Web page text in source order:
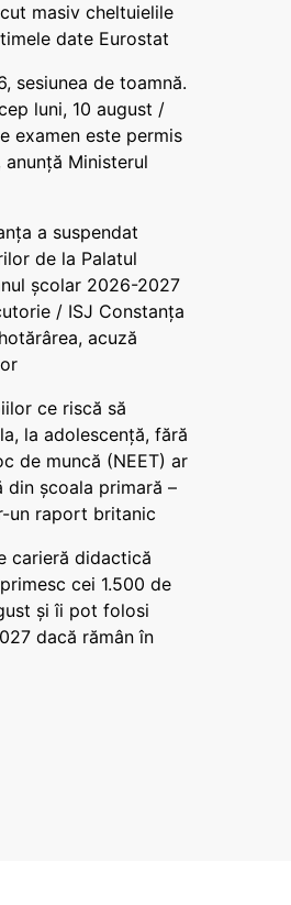
masiv cheltuielile
date Eurostat
sesiunea de toamnă.
luni, 10 august /
examen este permis
Ministerul
a suspendat
de la Palatul
școlar 2026-2027
/ ISJ Constanța
acuză
ce riscă să
la adolescență, fără
de muncă (NEET) ar
din școala primară –
un raport britanic
carieră didactică
cei 1.500 de
și îi pot folosi
dacă rămân în